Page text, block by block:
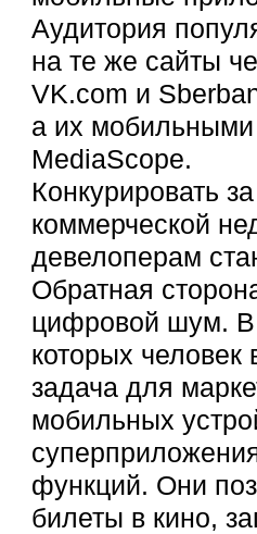
Аудитория
на те же сайты
VK.com и
а их мобильными
MediaScope.
Конкурировать
коммерческой
девелоперам
Обратная
цифровой шум. В
которых
задача для
мобильных
функций. Они
билеты в кино,